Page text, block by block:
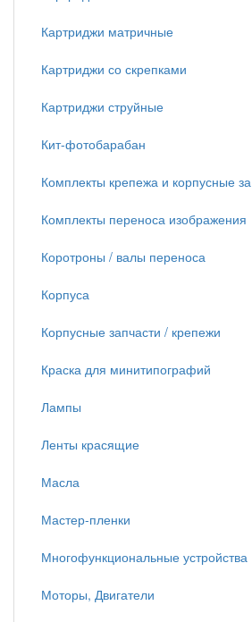
Картриджи матричные
Картриджи со скрепками
Картриджи струйные
Кит-фотобарабан
Комплекты крепежа и корпусные за
Комплекты переноса изображения
Коротроны / валы переноса
Корпуса
Корпусные запчасти / крепежи
Краска для минитипографий
Лампы
Ленты красящие
Масла
Мастер-пленки
Многофункциональные устройства
Моторы, Двигатели